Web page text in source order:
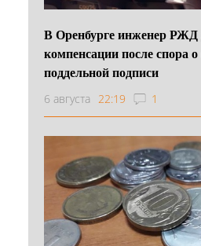
В Оренбурге инженер РЖД
компенсации после спора о
поддельной подписи
6 августа 22:19 1